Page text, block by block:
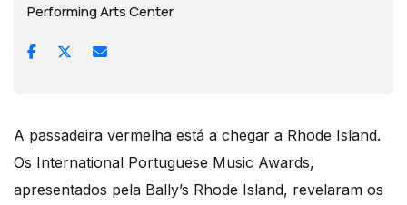
Performing Arts Center
A passadeira vermelha está a chegar a Rhode Island.
Os International Portuguese Music Awards,
apresentados pela Bally’s Rhode Island, revelaram os